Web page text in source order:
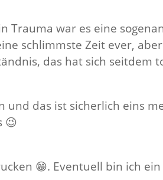
Trauma war es eine
schlimmste Zeit ever,
das hat sich seitdem
und das ist sicherlich eins
😉
😁. Eventuell bin ich